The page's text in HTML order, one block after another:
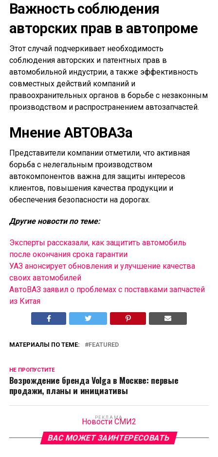
Важность соблюдения
авторских прав в автопроме
Этот случай подчеркивает необходимость
соблюдения авторских и патентных прав в
автомобильной индустрии, а также эффективность
совместных действий компаний и
правоохранительных органов в борьбе с незаконным
производством и распространением автозапчастей.
Мнение АВТОВАЗа
Представители компании отметили, что активная
борьба с нелегальным производством
автокомпонентов важна для защиты интересов
клиентов, повышения качества продукции и
обеспечения безопасности на дорогах.
Другие новости по теме:
Эксперты рассказали, как защитить автомобиль
после окончания срока гарантии
УАЗ анонсирует обновления и улучшение качества
своих автомобилей
АвтоВАЗ заявил о проблемах с поставками запчастей
из Китая
МАТЕРИАЛЫ ПО ТЕМЕ: FEATURED
НЕ ПРОПУСТИТЕ
Возрождение бренда Volga в Москве: первые
продажи, планы и инициативы
РЕКЛАМА
Новости СМИ2
ВАС МОЖЕТ ЗАИНТЕРЕСОВАТЬ